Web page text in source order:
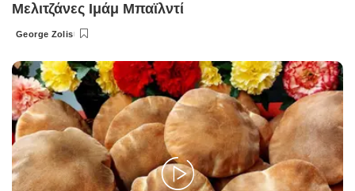
Μελιτζάνες Ιμάμ Μπαϊλντί
Posted
George Zolis